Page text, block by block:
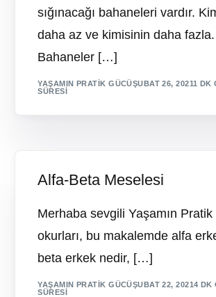
sığınacağı bahaneleri vardır.
daha az ve kimisinin daha fazla.
Bahaneler […]
YAŞAMIN PRATIK GÜCÜŞUBAT 26, 20211 DK
SÜRESI
Alfa-Beta Meselesi
Merhaba sevgili Yaşamın Pratik
okurları, bu makalemde alfa
beta erkek nedir, […]
YAŞAMIN PRATIK GÜCÜŞUBAT 22, 20214 DK
SÜRESI